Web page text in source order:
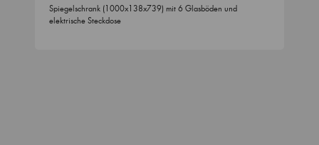
Spiegelschrank (1000x138x739) mit 6 Glasböden und
elektrische Steckdose